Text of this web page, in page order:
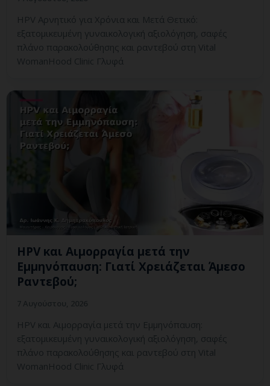
HPV Αρνητικό για Χρόνια και Μετά Θετικό:
εξατομικευμένη γυναικολογική αξιολόγηση, σαφές
πλάνο παρακολούθησης και ραντεβού στη Vital
WomanHood Clinic Γλυφά
HPV και Αιμορραγία μετά την
Εμμηνόπαυση: Γιατί Χρειάζεται Άμεσο
Ραντεβού;
HPV και Αιμορραγία μετά την Εμμηνόπαυση:
εξατομικευμένη γυναικολογική αξιολόγηση, σαφές
πλάνο παρακολούθησης και ραντεβού στη Vital
WomanHood Clinic Γλυφά